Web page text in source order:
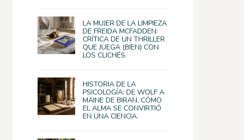
LA MUJER DE LA LIMPIEZA
DE FREIDA MCFADDEN:
CRÍTICA DE UN THRILLER
QUE JUEGA (BIEN) CON
LOS CLICHÉS.
HISTORIA DE LA
PSICOLOGÍA: DE WOLF A
MAINE DE BIRAN, CÓMO
EL ALMA SE CONVIRTIÓ
EN UNA CIENCIA.